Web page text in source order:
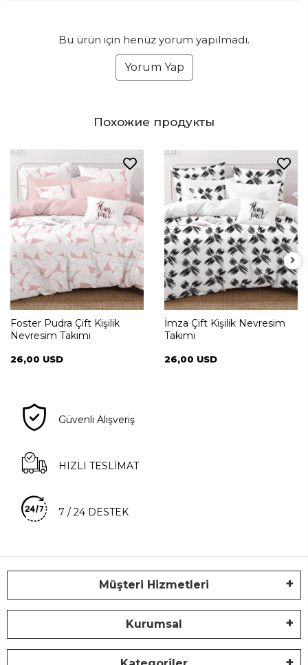
Bu ürün için henüz yorum yapılmadı.
Yorum Yap
Похожие продукты
Foster Pudra Çift Kişilik
Nevresim Takımı
26,00 USD
İmza Çift Kişilik Nevresim
Takımı
26,00 USD
Güvenli Alışveriş
HIZLI TESLİMAT
7 / 24 DESTEK
Müşteri Hizmetleri
Kurumsal